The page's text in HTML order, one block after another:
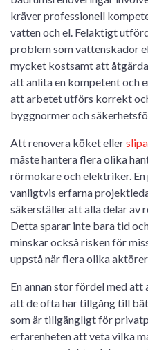
kräver professionell
vatten och el. Felaktigt
problem som vattenskador
mycket kostsamt att
att anlita en kompetent och
att arbetet utförs korrekt
byggnormer och
Att renovera köket eller
måste hantera flera olika
rörmokare och elektriker.
vanligtvis erfarna
säkerställer att alla delar av
Detta sparar inte bara tid
minskar också risken för
uppstå när flera olika
En annan stor fördel med
att de ofta har tillgång till
som är tillgängligt för
erfarenheten att veta vilka